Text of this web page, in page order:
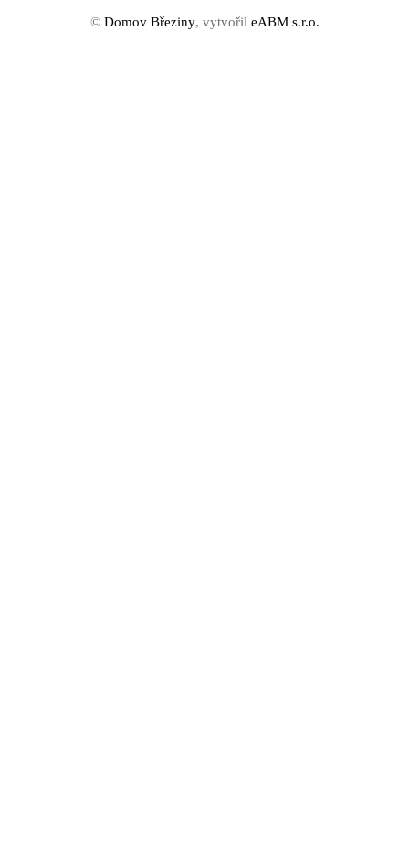
© Domov Březiny, vytvořil eABM s.r.o.